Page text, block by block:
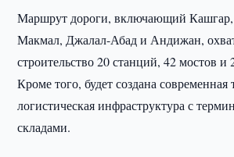
Маршрут дороги, включающий Кашгар,
Макмал, Джалал-Абад и Андижан,
строительство 20 станций, 42 мостов и
Кроме того, будет создана современная
логистическая инфраструктура с
складами.